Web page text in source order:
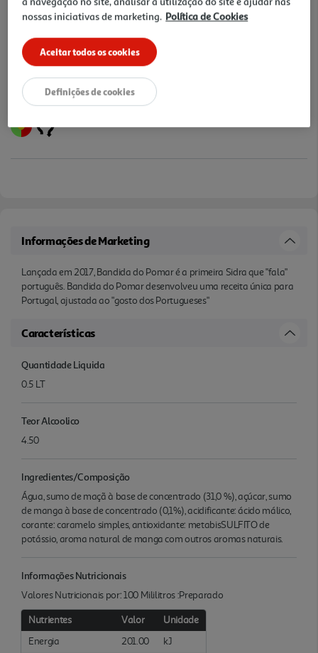
Informações de Marketing
Lançada em 2017, Bandida do Pomar é a primeira Sidra que "fala"
português. Bandida do Pomar desenvolveu uma receita única para
Portugal, ajustada ao "gosto dos Portugueses"
Características
Quantidade Liquida
0.5 LT
Teor Alcoolico
4.50
Ingredientes/Composição
Água, sumo de maçã à base de concentrado (31,0 %), açúcar, sumo
de manga à base de concentrado (0,1%), acidificante: ácido málico,
corante: caramelo simples, antioxidante: metabisSULFITO de
potássio, aroma natural de manga com outros aromas naturais.
Informações Nutricionais
Valores Nutricionais por: 100 Mililitros :Preparado
Nutrientes Valor
Unidade
Energia
201.00
kJ
nossas iniciativas de marketing. Política de Cookies
Aceitar todos os cookies
Definições de cookies